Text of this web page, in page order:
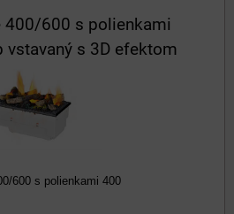
400/600 s polienkami
s 3D efektom
600 s polienkami 400